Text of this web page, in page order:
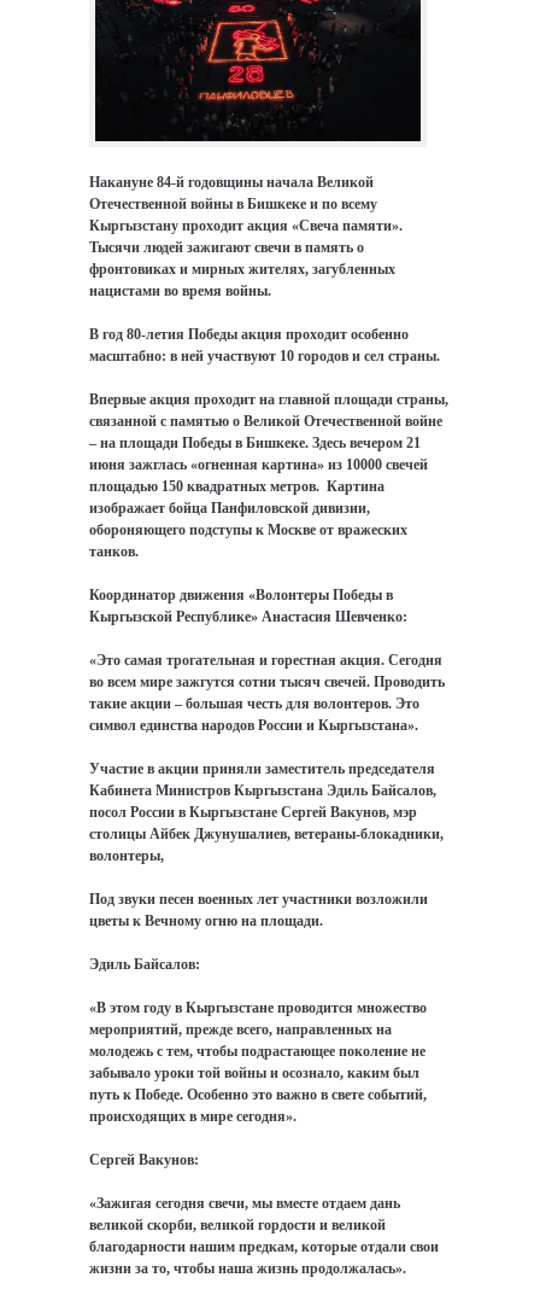
Накануне 84-й годовщины начала Великой
Отечественной войны в Бишкеке и по всему
Кыргызстану проходит акция «Свеча памяти».
Тысячи людей зажигают свечи в память о
фронтовиках и мирных жителях, загубленных
нацистами во время войны.
В год 80-летия Победы акция проходит особенно
масштабно: в ней участвуют 10 городов и сел страны.
Впервые акция проходит на главной площади страны,
связанной с памятью о Великой Отечественной войне
– на площади Победы в Бишкеке. Здесь вечером 21
июня зажглась «огненная картина» из 10000 свечей
площадью 150 квадратных метров. Картина
изображает бойца Панфиловской дивизии,
обороняющего подступы к Москве от вражеских
танков.
Координатор движения «Волонтеры Победы в
Кыргызской Республике» Анастасия Шевченко:
«Это самая трогательная и горестная акция. Сегодня
во всем мире зажгутся сотни тысяч свечей. Проводить
такие акции – большая честь для волонтеров. Это
символ единства народов России и Кыргызстана».
Участие в акции приняли заместитель председателя
Кабинета Министров Кыргызстана Эдиль Байсалов,
посол России в Кыргызстане Сергей Вакунов, мэр
столицы Айбек Джунушалиев, ветераны-блокадники,
волонтеры,
Под звуки песен военных лет участники возложили
цветы к Вечному огню на площади.
Эдиль Байсалов:
«В этом году в Кыргызстане проводится множество
мероприятий, прежде всего, направленных на
молодежь с тем, чтобы подрастающее поколение не
забывало уроки той войны и осознало, каким был
путь к Победе. Особенно это важно в свете событий,
происходящих в мире сегодня».
Сергей Вакунов:
«Зажигая сегодня свечи, мы вместе отдаем дань
великой скорби, великой гордости и великой
благодарности нашим предкам, которые отдали свои
жизни за то, чтобы наша жизнь продолжалась».